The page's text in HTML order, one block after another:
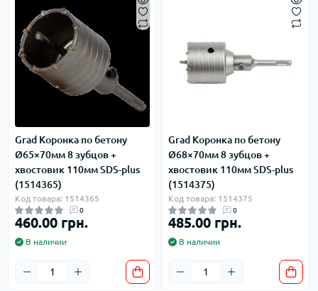
Grad Коронка по бетону
Ø65×70мм 8 зубцов +
хвостовик 110мм SDS-plus
(1514365)
Код товара: 1514365
0
460.00 грн.
В наличии
Grad Коронка по бетону
Ø68×70мм 8 зубцов +
хвостовик 110мм SDS-plus
(1514375)
Код товара: 1514375
0
485.00 грн.
В наличии